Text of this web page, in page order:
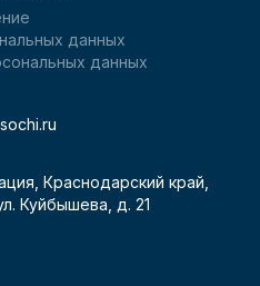
данных
данных
Краснодарский край,
Куйбышева, д. 21